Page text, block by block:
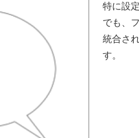
特に設
でも、
統合さ
す。